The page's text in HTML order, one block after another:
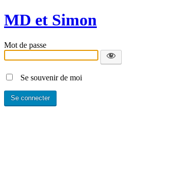
MD et Simon
Mot de passe
Se souvenir de moi